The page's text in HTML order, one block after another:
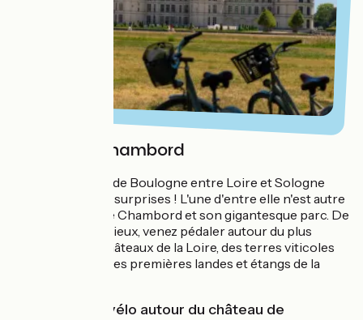
Autour de Chambord
L'immense forêt de Boulogne entre Loire et Sologne
réserve bien des surprises ! L'une d'entre elle n'est autre
que le château de Chambord et son gigantesque parc. De
Saint-Dyé à Bracieux, venez pédaler autour du plus
grandiose des châteaux de la Loire, des terres viticoles
de Cheverny et des premières landes et étangs de la
Les balades à vélo autour du château de